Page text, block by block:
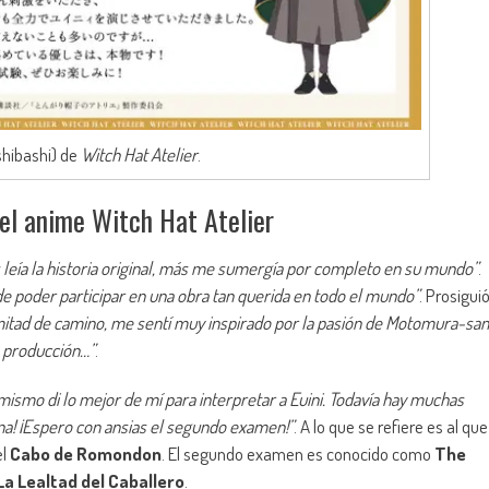
de Witch Hat Atelier.
anime Witch Hat Atelier
leía la historia original, más me sumergía por completo en su mundo”.
poder participar en una obra tan querida en todo el mundo”. Prosiguió
de camino, me sentí muy inspirado por la pasión de Motomura-san
.
di lo mejor de mí para interpretar a Euini. Todavía hay muchas
¡Espero con ansias el segundo examen!”. A lo que se refiere es al que
Cabo de Romondon . El segundo examen es conocido como The
Lealtad del Caballero